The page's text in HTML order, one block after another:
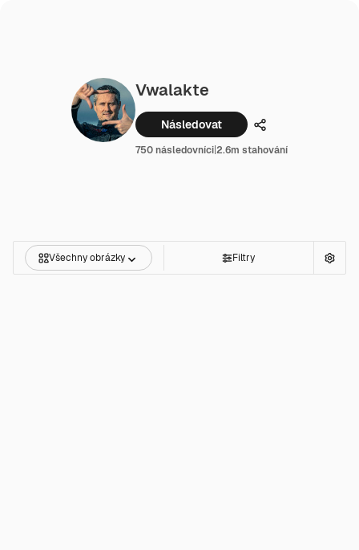
Vwalakte
Následovat Podíl
750 následovníci|2.6m stahování
Všechny obrázky Filtry